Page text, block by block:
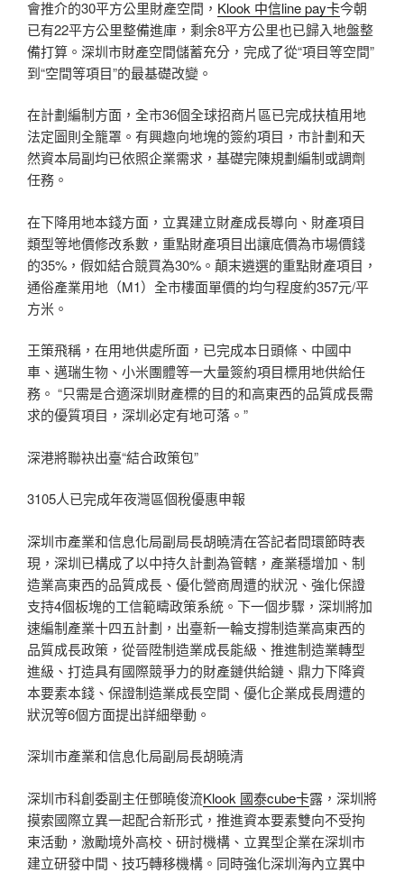
會推介的30平方公里財產空間， Klook 中信line pay卡今朝
已有22平方公里整備進庫，剩余8平方公里也已歸入地盤整
備打算。深圳市財產空間儲蓄充分，完成了從“項目等空間”
到“空間等項目”的最基礎改變。
在計劃編制方面，全市36個全球招商片區已完成扶植用地
法定圖則全籠罩。有興趣向地塊的簽約項目，市計劃和天
然資本局副均已依照企業需求，基礎完陳規劃編制或調劑
任務。
在下降用地本錢方面，立異建立財產成長導向、財產項目
類型等地價修改系數，重點財產項目出讓底價為市場價錢
的35%，假如結合競買為30%。顛末遴選的重點財產項目，
通俗產業用地（M1）全市樓面單價的均勻程度約357元/平
方米。
王策飛稱，在用地供處所面，已完成本日頭條、中國中
車、邁瑞生物、小米團體等一大量簽約項目標用地供給任
務。 “只需是合適深圳財產標的目的和高東西的品質成長需
求的優質項目，深圳必定有地可落。”
深港將聯袂出臺“結合政策包”
3105人已完成年夜灣區個稅優惠申報
深圳市產業和信息化局副局長胡曉清在答記者問環節時表
現，深圳已構成了以中持久計劃為管轄，產業穩增加、制
造業高東西的品質成長、優化營商周遭的狀況、強化保證
支持4個板塊的工信範疇政策系統。下一個步驟，深圳將加
速編制產業十四五計劃，出臺新一輪支撐制造業高東西的
品質成長政策，從晉陞制造業成長能級、推進制造業轉型
進級、打造具有國際競爭力的財產鏈供給鏈、鼎力下降資
本要素本錢、保證制造業成長空間、優化企業成長周遭的
狀況等6個方面提出詳細舉動。
深圳市產業和信息化局副局長胡曉清
深圳市科創委副主任鄧曉俊流Klook 國泰cube卡露，深圳將
摸索國際立異一起配合新形式，推進資本要素雙向不受拘
束活動，激勵境外高校、研討機構、立異型企業在深圳市
建立研發中間、技巧轉移機構。同時強化深圳海內立異中